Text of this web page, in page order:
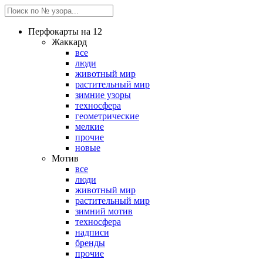
Перфокарты на 12
Жаккард
все
люди
животный мир
растительный мир
зимние узоры
техносфера
геометрические
мелкие
прочие
новые
Мотив
все
люди
животный мир
растительный мир
зимний мотив
техносфера
надписи
бренды
прочие